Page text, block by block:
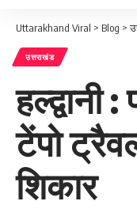
Uttarakhand Viral > Blog >
उत्तराखंड
हल्द्वानी
टेंपो
शिकार